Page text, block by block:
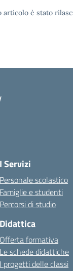
è stato
I Servizi
Personale scolastico
Famiglie e studenti
Percorsi di studio
Didattica
Offerta formativa
Le schede didattiche
I progetti delle classi